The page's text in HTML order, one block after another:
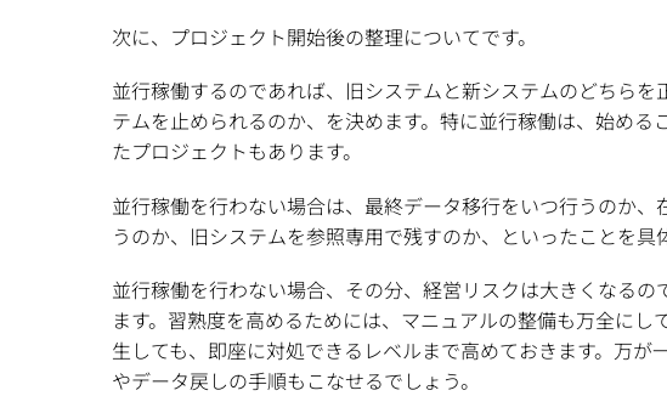
次に、プロジェクト開始後の整理についてです。
並行稼働するのであれば、旧システムと新システムのどちら
テムを止められるのか、を決めます。特に並行稼働は、始め
たプロジェクトもあります。
並行稼働を行わない場合は、最終データ移行をいつ行うのか
うのか、旧システムを参照専用で残すのか、といったことを具
並行稼働を行わない場合、その分、経営リスクは大きくなる
ます。習熟度を高めるためには、マニュアルの整備も万全に
生しても、即座に対処できるレベルまで高めておきます。万
やデータ戻しの手順もこなせるでしょう。